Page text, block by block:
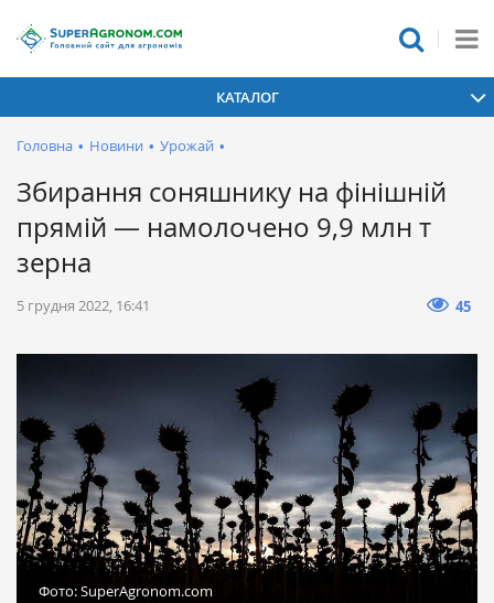
КАТАЛОГ
Головна • Новини • Урожай •
Збирання соняшнику на фінішній
прямій — намолочено 9,9 млн т
зерна
5 грудня 2022, 16:41 45
Фото: SuperAgronom.com